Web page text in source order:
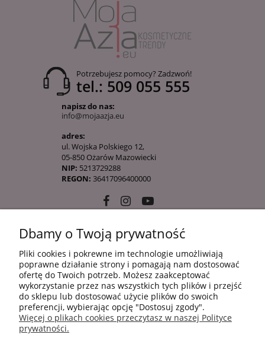
Potrzebujesz pomocy? Zadzwoń!
tel.: 509 055 555
napisz do nas:
info@mojaazja.eu
adres:
ul. Wojska Polskiego 12,
05-850 Ożarów Mazowiecki
NIP: 5213729288
REGON: 36417096400000
10 KROKÓW KOREAŃSKIEJ PIELĘGANCJI
INFORMACJE
ZAKUPY
Dbamy o Twoją prywatność
Pliki cookies i pokrewne im technologie umożliwiają
poprawne działanie strony i pomagają nam dostosować
ofertę do Twoich potrzeb. Możesz zaakceptować
wykorzystanie przez nas wszystkich tych plików i przejść
do sklepu lub dostosować użycie plików do swoich
preferencji, wybierając opcję "Dostosuj zgody".
Więcej o plikach cookies przeczytasz w naszej Polityce
prywatności.